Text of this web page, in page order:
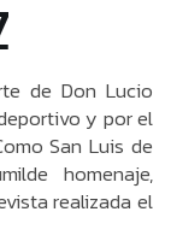
de Don Lucio
y por el
San Luis de
homenaje,
realizada el